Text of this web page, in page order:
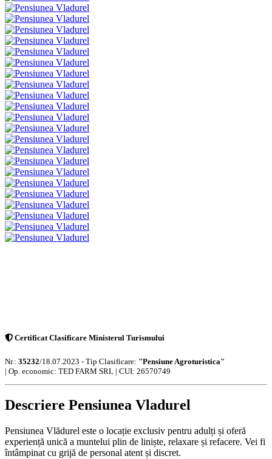
Certificat Clasificare Ministerul Turismului
Nr.: 35232/18.07.2023 - Tip Clasificare: "Pensiune Agroturistica"
| Op. economic: TED FARM SRL | CUI: 26570749
Descriere Pensiunea Vladurel
Pensiunea Vlădurel este o locație exclusiv pentru adulți și oferă
experiență unică a muntelui plin de liniște, relaxare și refacere. Vei fi
întâmpinat cu grijă de personal atent și discret.